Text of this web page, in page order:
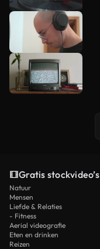
Gratis stockvideo’s
Natuur
Mensen
Liefde & Relaties
- Fitness
Aerial videografie
Eten en drinken
Reizen